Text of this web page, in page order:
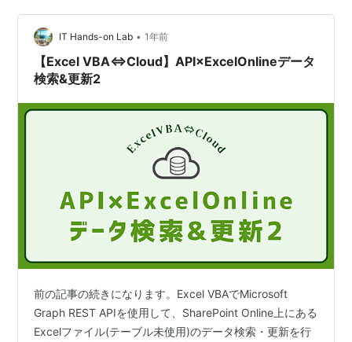
IT Hands-on Lab • 1年前
【Excel VBA⇔Cloud】API×ExcelOnlineデータ
検索&更新2
前の記事の続きになります。Excel VBAでMicrosoft
Graph REST APIを使用して、SharePoint Online上にある
Excelファイル(テーブル未使用)のデータ検索・更新を行